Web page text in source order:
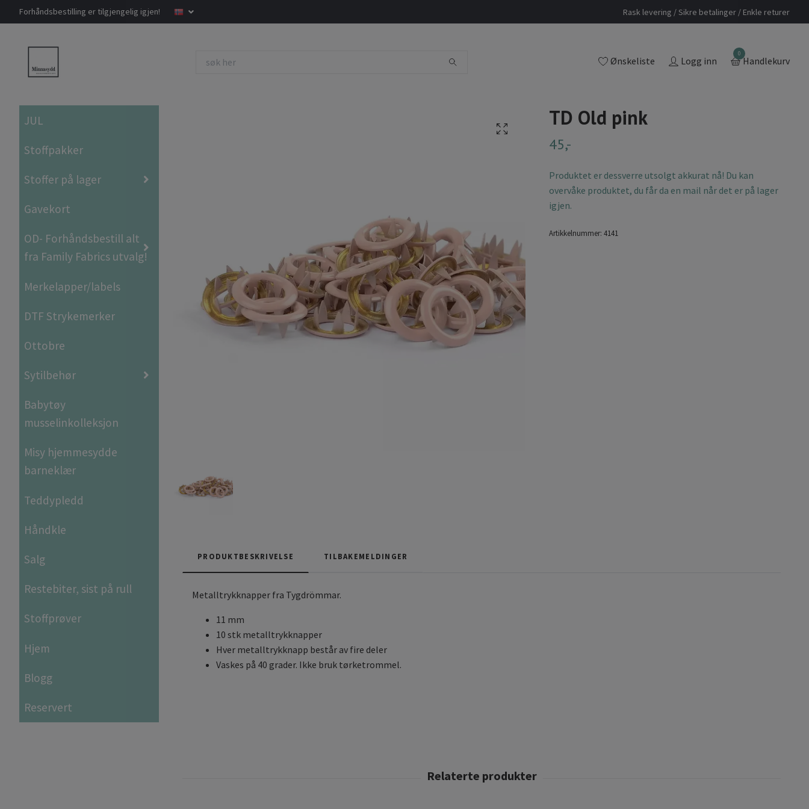
Forhåndsbestilling er tilgjengelig igjen! Rask levering / Sikre betalinger / Enkle returer
Ønskeliste Logg inn
0
Handlekurv
JUL
Stoffpakker
Stoffer på lager
Gavekort
OD- Forhåndsbestill alt
fra Family Fabrics utvalg!
Merkelapper/labels
DTF Strykemerker
Ottobre
Sytilbehør
Babytøy
musselinkolleksjon
Misy hjemmesydde
barneklær
Teddypledd
Håndkle
Salg
Restebiter, sist på rull
Stoffprøver
Hjem
Blogg
Reservert
TD Old pink
45,-
Produktet er dessverre utsolgt akkurat nå! Du kan
overvåke produktet, du får da en mail når det er på lager
igjen.
Artikkelnummer: 4141
PRODUKTBESKRIVELSE TILBAKEMELDINGER
Metalltrykknapper fra Tygdrömmar.
11 mm
10 stk metalltrykknapper
Hver metalltrykknapp består av fire deler
Vaskes på 40 grader. Ikke bruk tørketrommel.